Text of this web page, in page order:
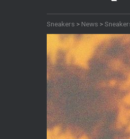
Sneakers > News >